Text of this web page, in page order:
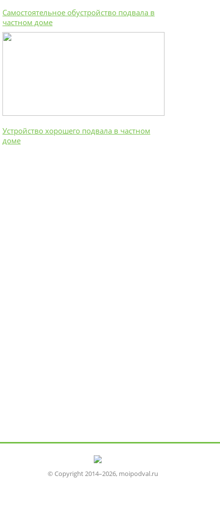
Самостоятельное обустройство подвала в
частном доме
Устройство хорошего подвала в частном
доме
© Copyright 2014–2026, moipodval.ru